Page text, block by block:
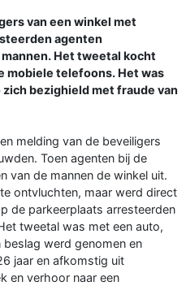
van een winkel met
agenten
Het tweetal kocht
mobiele telefoons. Het was
bezighield met fraude van
melding van de beveiligers
Toen agenten bij de
van de mannen de winkel uit.
ontvluchten, maar werd direct
de parkeerplaats arresteerden
tweetal was met een auto,
werd genomen en
jaar en afkomstig uit
en verhoor naar een